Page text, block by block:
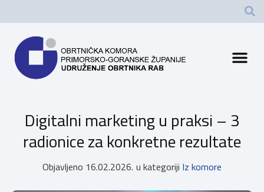
Digitalni marketing u praksi – 3
radionice za konkretne rezultate
Objavljeno 16.02.2026. u kategoriji Iz komore